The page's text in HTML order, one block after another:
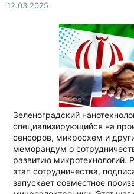
ы
12.03.2025
Зеленоградский
специализирующийся на
сенсоров, микросхем и
меморандум о
развитию микротехнологий.
этап сотрудничества,
запускает совместное